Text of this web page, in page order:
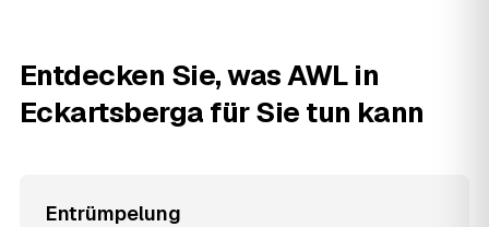
Entdecken Sie, was AWL in
Eckartsberga für Sie tun kann
Entrümpelung